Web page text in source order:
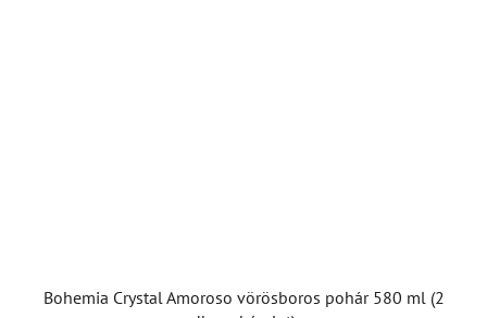
Bohemia Crystal Amoroso vörösboros pohár 580 ml (2